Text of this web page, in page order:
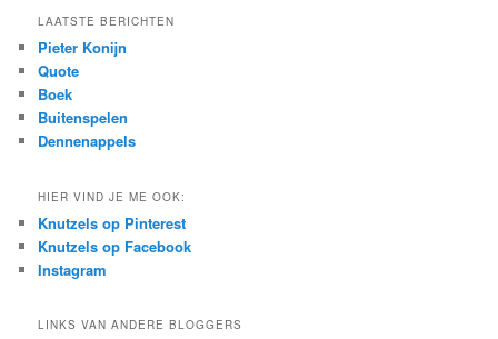
r
h
LAATSTE BERICHTEN
Pieter Konijn
Quote
Boek
Buitenspelen
Dennenappels
HIER VIND JE ME OOK:
Knutzels op Pinterest
Knutzels op Facebook
Instagram
LINKS VAN ANDERE BLOGGERS